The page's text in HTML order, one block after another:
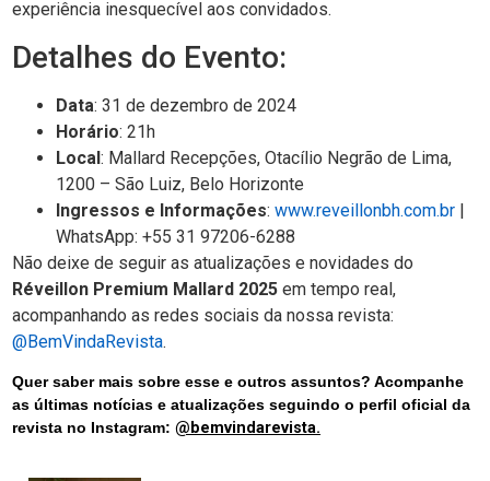
experiência inesquecível aos convidados.
Detalhes do Evento:
Data: 31 de dezembro de 2024
Horário: 21h
Local: Mallard Recepções, Otacílio Negrão de Lima,
1200 – São Luiz, Belo Horizonte
Ingressos e Informações: www.reveillonbh.com.br |
WhatsApp: +55 31 97206-6288
Não deixe de seguir as atualizações e novidades do
Réveillon Premium Mallard 2025 em tempo real,
acompanhando as redes sociais da nossa revista:
@BemVindaRevista.
Quer saber mais sobre esse e outros assuntos? Acompanhe
as últimas notícias e atualizações seguindo o perfil oficial da
revista no Instagram: @bemvindarevista.